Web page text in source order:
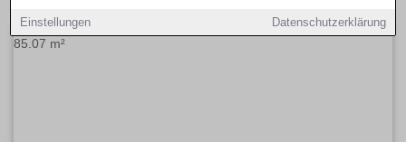
Einstellungen Datenschutzerklärung